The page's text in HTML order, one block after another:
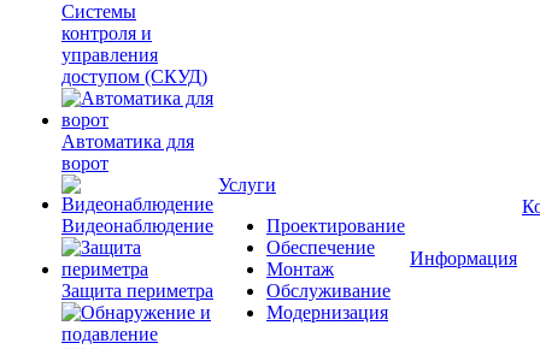
Системы
контроля и
управления
доступом (СКУД)
Автоматика для
ворот
Видеонаблюдение
Защита периметра
Услуги
Проектирование
Обеспечение
Монтаж
Обслуживание
Модернизация
Информация